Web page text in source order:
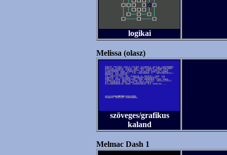
logikai
Melissa (olasz)
szöveges/grafikus
kaland
Melmac Dash 1